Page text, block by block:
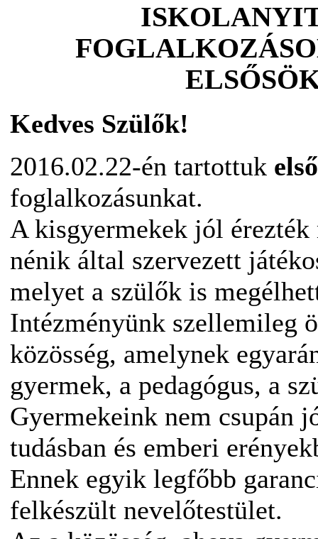
Kedves Szülők!
2016.02.22-én tartottuk első
foglalkozásunkat.
A kisgyermekek jól érezték
nénik által szervezett
melyet a szülők is
Intézményünk szellemileg
közösség, amelynek
gyermek, a pedagógus, a
Gyermekeink nem csupán
tudásban és emberi
Ennek egyik legfőbb
felkészült nevelőtestület.